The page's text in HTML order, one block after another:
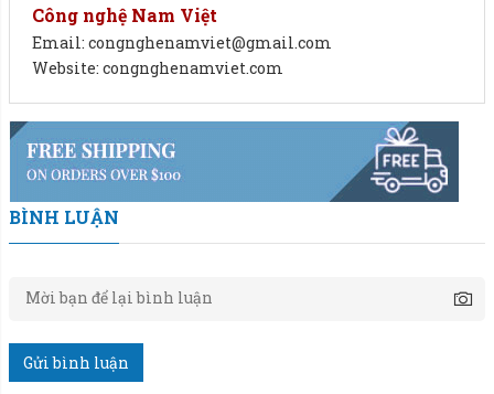
Qúy doanh nghiệp đầu tư
chắn sẽ có lợi cho hoạt động sản xuất của doanh nghiệp
Tăng hiệu quả sản xuất:
Giúp tối ưu hóa quy trình sản
xuất đảm bảo độ chính xác cao trong việc định lượng vữa
Tiết kiệm thời gian – chi phí: Hãy nói lời chào tạm biệt
chỉ tiết kiệm thời gian mà còn giảm chi phí lao động
Linh hoạt và dễ điều chỉnh:
Công nghệ Nam Việt
Email: congnghenamviet@gmail.com
Website: congnghenamviet.com
BÌNH LUẬN
Gửi bình luận